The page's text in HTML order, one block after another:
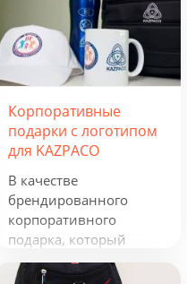
Корпоративные
подарки с логотипом
для KAZPACO
В качестве
брендированного
корпоративного
подарка, который
можно использовать в
течение всего года, мы